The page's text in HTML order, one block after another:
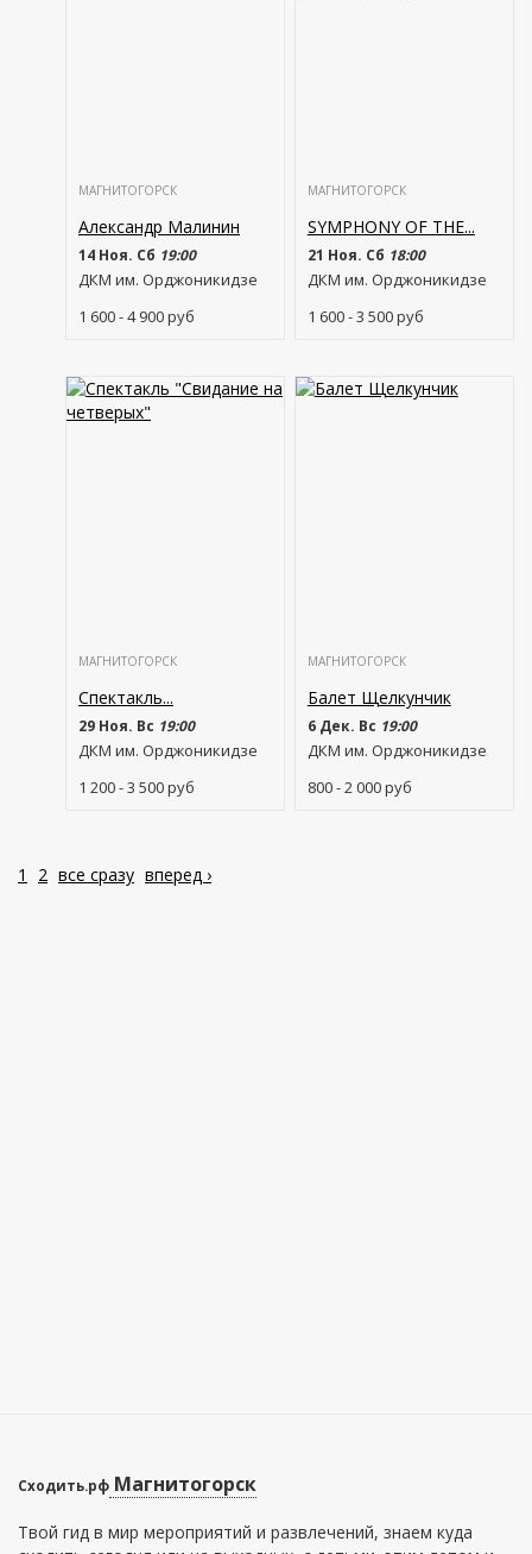
МАГНИТОГОРСК
Александр Малинин
14 Ноя. Сб 19:00
ДКМ им. Орджоникидзе
1 600 - 4 900руб
МАГНИТОГОРСК
SYMPHONY OF THE...
21 Ноя. Сб 18:00
ДКМ им. Орджоникидзе
1 600 - 3 500руб
МАГНИТОГОРСК
Спектакль...
29 Ноя. Вс 19:00
ДКМ им. Орджоникидзе
1 200 - 3 500руб
МАГНИТОГОРСК
Балет Щелкунчик
6 Дек. Вс 19:00
ДКМ им. Орджоникидзе
800 - 2 000руб
1 2 все сразу вперед ›
Сходить.рф Магнитогорск
Твой гид в мир мероприятий и развлечений, знаем куда